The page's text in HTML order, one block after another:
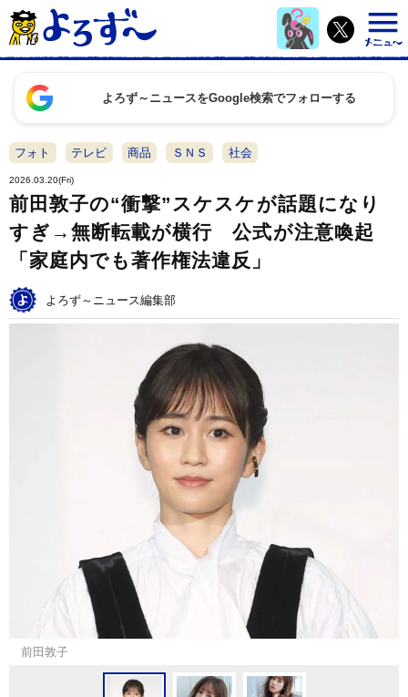
よろず～ニュースをGoogle検索でフォローする
フォト テレビ 商品 ＳＮＳ 社会
2026.03.20(Fri)
前田敦子の“衝撃”スケスケが話題になり
すぎ→無断転載が横行 公式が注意喚起
「家庭内でも著作権法違反」
よろず～ニュース編集部
前田敦子